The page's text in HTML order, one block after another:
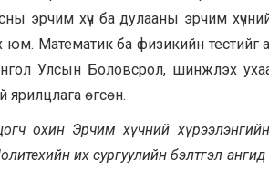
эрчим хүч ба дулааны эрчим
юм. Математик ба физикийн тестийг
Улсын Боловсрол, шинжлэх
ярилцлага өгсөн.
охин Эрчим хүчний хү
их сургуулийн бэлтгэл